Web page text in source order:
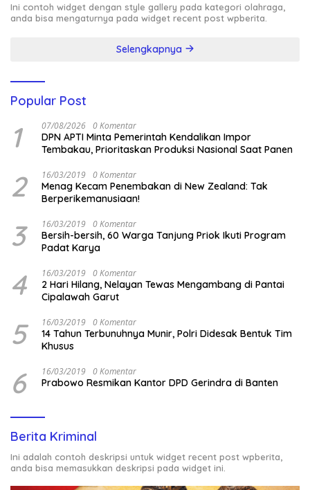
Ini contoh widget dengan style gallery pada kategori olahraga,
anda bisa mengaturnya pada widget recent post wpberita.
Selengkapnya
Popular Post
1 07/08/2026 0 Komentar
DPN APTI Minta Pemerintah Kendalikan Impor
Tembakau, Prioritaskan Produksi Nasional Saat Panen
2 16/03/2019 0 Komentar
Menag Kecam Penembakan di New Zealand: Tak
Berperikemanusiaan!
3 16/03/2019 0 Komentar
Bersih-bersih, 60 Warga Tanjung Priok Ikuti Program
Padat Karya
4 16/03/2019 0 Komentar
2 Hari Hilang, Nelayan Tewas Mengambang di Pantai
Cipalawah Garut
5 16/03/2019 0 Komentar
14 Tahun Terbunuhnya Munir, Polri Didesak Bentuk Tim
Khusus
6 16/03/2019 0 Komentar
Prabowo Resmikan Kantor DPD Gerindra di Banten
Berita Kriminal
Ini adalah contoh deskripsi untuk widget recent post wpberita,
anda bisa memasukkan deskripsi pada widget ini.